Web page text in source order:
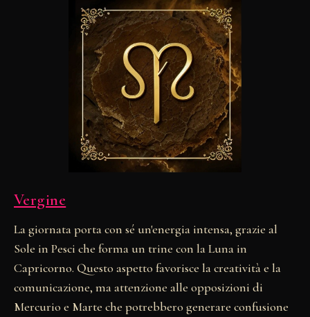
Vergine
La giornata porta con sé un'energia intensa, grazie al
Sole in Pesci che forma un trine con la Luna in
Capricorno. Questo aspetto favorisce la creatività e la
comunicazione, ma attenzione alle opposizioni di
Mercurio e Marte che potrebbero generare confusione